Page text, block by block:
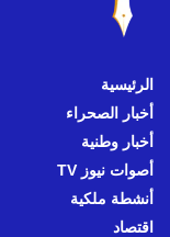
الرئيسية
أخبار الصحراء
أخبار وطنية
أصوات نيوز TV
أنشطة ملكية
اقتصاد